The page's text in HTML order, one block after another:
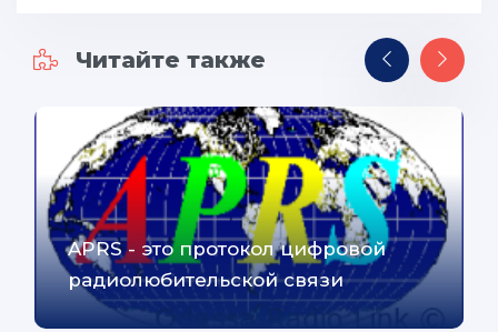
Читайте также
APRS - это протокол цифровой
радиолюбительской связи